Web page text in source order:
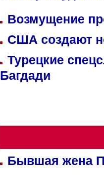
Возмущение
США создают
Турецкие
Багдади
Бывшая жена